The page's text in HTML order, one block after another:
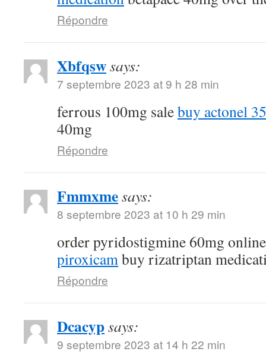
Répondre
Xbfqswsays:
7 septembre 2023 at 9 h 28 min
ferrous 100mg salebuy actonel
40mg
Répondre
Fmmxmesays:
8 septembre 2023 at 10 h 29 min
order pyridostigmine 60mg
piroxicambuy rizatriptan
Répondre
Dcacypsays:
9 septembre 2023 at 14 h 22 min